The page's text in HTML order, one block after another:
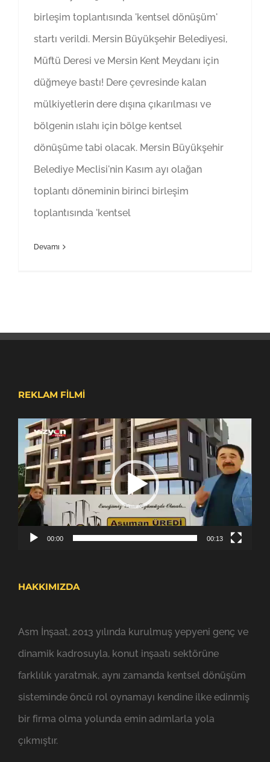
birleşim toplantısında 'kentsel dönüşüm'
startı verildi. Mersin Büyükşehir Belediyesi,
Müftü Deresi ve Mersin Kent Meydanı için
düğmeye bastı! Dere çevresinde kalan
mülkiyetlerin dere dışına çıkarılması ve
bölgenin ıslahı için bölge kentsel
dönüşüme tabi olacak. Mersin Büyükşehir
Belediye Meclisi'nin Kasım ayı olağan
toplantı döneminin birinci birleşim
toplantısında 'kentsel
Devamı
REKLAM FİLMİ
Video
oynatıcı
00:00 00:13
HAKKIMIZDA
Asm İnşaat, 2013 yılında kurulmuş yepyeni genç ve
dinamik kadrosuyla, konut inşaatı sektörüne
farklılık yaratmak, aynı zamanda kentsel dönüşüm
sisteminde öncü rol oynamayı kendine ilke edinmiş
bir firma olma yolunda emin adımlarla yola
çıkmıştır.